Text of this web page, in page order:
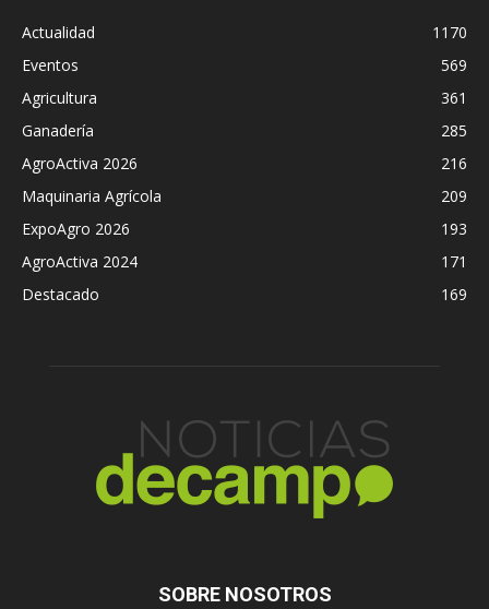
Actualidad
1170
Eventos
569
Agricultura
361
Ganadería
285
AgroActiva 2026
216
Maquinaria Agrícola
209
ExpoAgro 2026
193
AgroActiva 2024
171
Destacado
169
SOBRE NOSOTROS